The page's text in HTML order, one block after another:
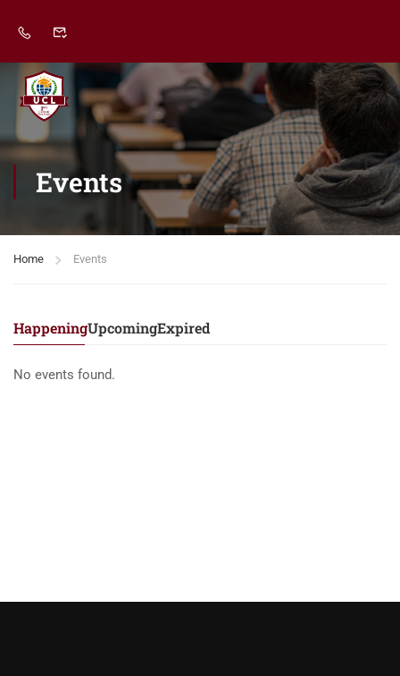
Events
Home Events
HappeningUpcomingExpired
No events found.